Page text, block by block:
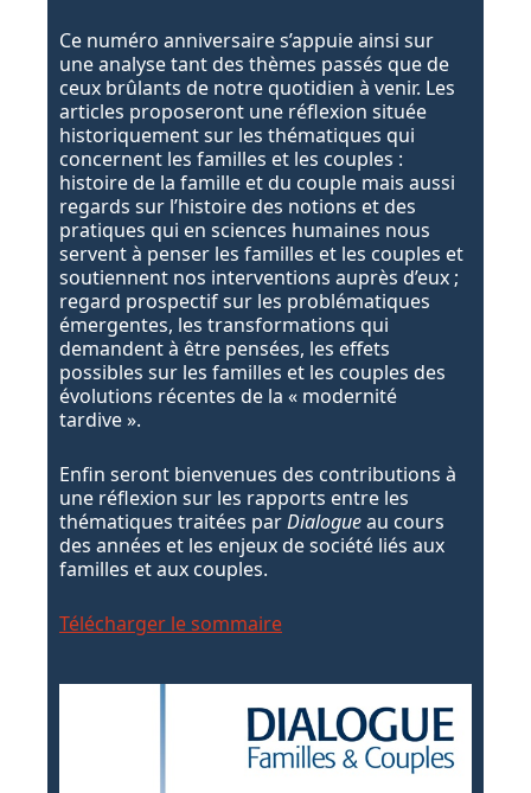
Ce numéro anniversaire s’appuie ainsi sur
une analyse tant des thèmes passés que de
ceux brûlants de notre quotidien à venir. Les
articles proposeront une réflexion située
historiquement sur les thématiques qui
concernent les familles et les couples :
histoire de la famille et du couple mais aussi
regards sur l’histoire des notions et des
pratiques qui en sciences humaines nous
servent à penser les familles et les couples et
soutiennent nos interventions auprès d’eux ;
regard prospectif sur les problématiques
émergentes, les transformations qui
demandent à être pensées, les effets
possibles sur les familles et les couples des
évolutions récentes de la « modernité
tardive ».
Enfin seront bienvenues des contributions à
une réflexion sur les rapports entre les
thématiques traitées parDialogueau cours
des années et les enjeux de société liés aux
familles et aux couples.
Télécharger le sommaire